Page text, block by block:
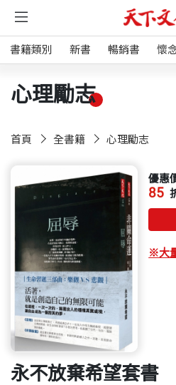
書籍類別 新書 暢銷書 懷
心理勵志
首頁 全書籍 心理勵志
優惠
85
※大
永不放棄希望套書